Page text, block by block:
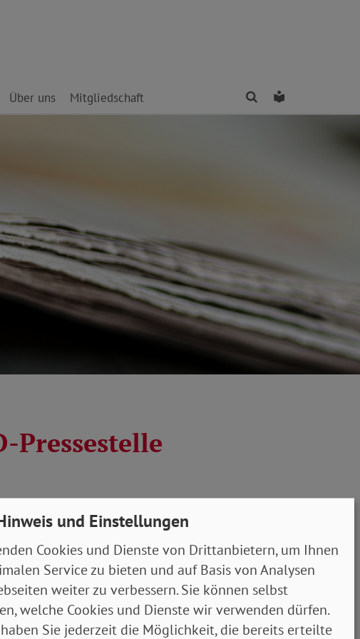
Über uns Mitgliedschaft FindenLeichte Sprache
Pressestelle
V.
und Einstellungen
Cookies und Dienste von Drittanbietern, um Ihnen
Service zu bieten und auf Basis von Analysen
weiter zu verbessern. Sie können selbst
welche Cookies und Dienste wir verwenden dürfen.
Sie jederzeit die Möglichkeit, die bereits erteilte